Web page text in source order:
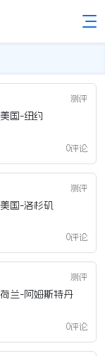
测评
国-纽约
0评论
测评
国-洛杉矶
0评论
测评
兰-阿姆斯特丹
0评论